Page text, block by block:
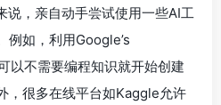
说，亲自动手尝试使用一些AI工
例如，利用Google’s
以不需要编程知识就开始创建
，很多在线平台如Kaggle允许